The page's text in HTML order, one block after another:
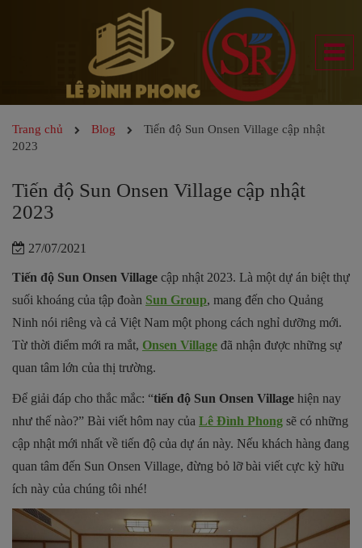
Trang chủ Blog
Tiến độ Sun Onsen Village cập nhật
2023
Tiến độ Sun Onsen Village cập nhật
2023
27/07/2021
Tiến độ Sun Onsen Village cập nhật 2023. Là một dự án biệt thự
suối khoáng của tập đoàn Sun Group, mang đến cho Quảng
Ninh nói riêng và cả Việt Nam một phong cách nghỉ dưỡng mới.
Từ thời điểm mới ra mắt, Onsen Village đã nhận được những sự
quan tâm lớn của thị trường.
Để giải đáp cho thắc mắc: “tiến độ Sun Onsen Village hiện nay
như thế nào?” Bài viết hôm nay của Lê Đình Phong sẽ có những
cập nhật mới nhất về tiến độ của dự án này. Nếu khách hàng đang
quan tâm đến Sun Onsen Village, đừng bỏ lỡ bài viết cực kỳ hữu
ích này của chúng tôi nhé!